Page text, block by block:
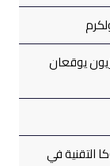
يوقعان
التقنية في